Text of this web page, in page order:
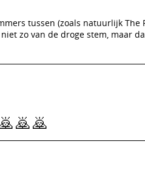
tussen (zoals natuurlijk The
zo van de droge stem, maar
🙇🙇